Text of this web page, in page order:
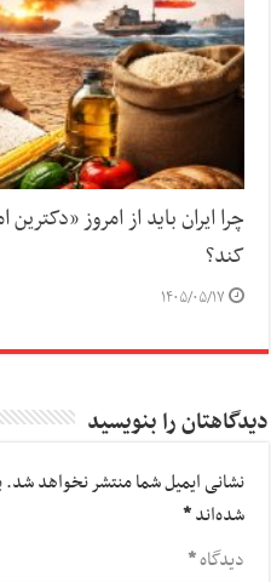
چرا ایران باید از امروز
کند؟
۱۴۰۵/۰۵/۱۷
دیدگاهتان را بنویسید
نشانی ایمیل شما منتشر نخواهد شد.
شده‌اند*
دیدگاه*